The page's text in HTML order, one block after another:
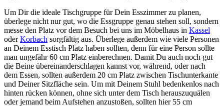
Um Dir die ideale Tischgruppe für Dein Esszimmer zu planen,
überlege nicht nur gut, wo die Essgruppe genau stehen soll, sondern
messe den Platz vor dem Besuch bei uns im Möbelhaus in Kassel
oderKorbach sorgfältig aus. Überlege außerdem wie viele Personen
an Deinem Esstisch Platz haben sollten, denn für eine Person sollte
man ungefähr 60 cm Platz einberechnen. Damit Du auch noch gut
die Beine übereinanderschlagen kannst vor, während, oder nach
dem Essen, sollten außerdem 20 cm Platz zwischen Tischunterkante
und Deiner Sitzfläche sein. Um mit Deinem Stuhl bedenkenlos nach
hinten rücken können, ohne sich unter dem Tisch herauszuquälen
oder jemand beim Aufstehen anzustoßen, sollten hier 55 cm